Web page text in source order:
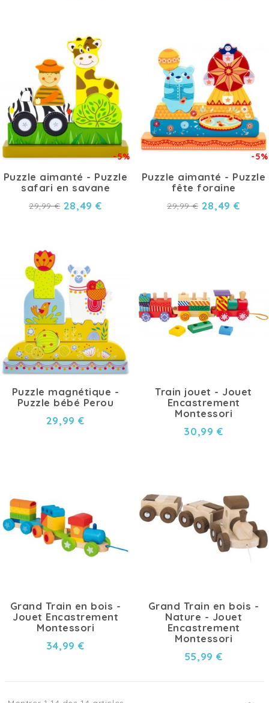
Puzzle aimanté - Puzzle
safari en savane
29,99 €
-5%
28,49 €
Puzzle aimanté - Puzzle
fête foraine
29,99 €
-5%
28,49 €
Puzzle magnétique -
Puzzle bébé Perou
29,99 €
Train jouet - Jouet
Encastrement
Montessori
30,99 €
Grand Train en bois -
Jouet Encastrement
Montessori
34,99 €
Grand Train en bois -
Nature - Jouet
Encastrement
Montessori
55,99 €